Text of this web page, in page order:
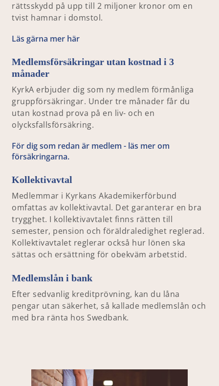
rättsskydd på upp till 2 miljoner kronor om en
tvist hamnar i domstol.
Läs gärna mer här
Medlemsförsäkringar utan kostnad i 3
månader
KyrkA erbjuder dig som ny medlem förmånliga
gruppförsäkringar. Under tre månader får du
utan kostnad prova på en liv- och en
olycksfallsförsäkring.
För dig som redan är medlem - läs mer om
försäkringarna.
Kollektivavtal
Medlemmar i Kyrkans Akademikerförbund
omfattas av kollektivavtal. Det garanterar en bra
trygghet. I kollektivavtalet finns rätten till
semester, pension och föräldraledighet reglerad.
Kollektivavtalet reglerar också hur lönen ska
sättas och ersättning för obekväm arbetstid.
Medlemslån i bank
Efter sedvanlig kreditprövning, kan du låna
pengar utan säkerhet, så kallade medlemslån och
med bra ränta hos Swedbank.